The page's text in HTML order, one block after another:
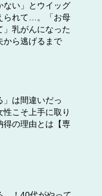
ない」とウイッグ
られて…。「お母
」乳がんになった
から逃げるまで
」は間違いだっ
性こそ上手に取り
得の理由とは【専